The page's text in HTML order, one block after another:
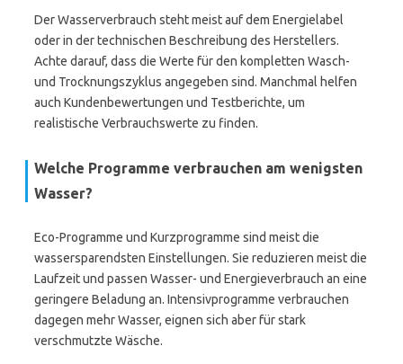
Der Wasserverbrauch steht meist auf dem Energielabel
oder in der technischen Beschreibung des Herstellers.
Achte darauf, dass die Werte für den kompletten Wasch-
und Trocknungszyklus angegeben sind. Manchmal helfen
auch Kundenbewertungen und Testberichte, um
realistische Verbrauchswerte zu finden.
Welche Programme verbrauchen am wenigsten
Wasser?
Eco-Programme und Kurzprogramme sind meist die
wassersparendsten Einstellungen. Sie reduzieren meist die
Laufzeit und passen Wasser- und Energieverbrauch an eine
geringere Beladung an. Intensivprogramme verbrauchen
dagegen mehr Wasser, eignen sich aber für stark
verschmutzte Wäsche.